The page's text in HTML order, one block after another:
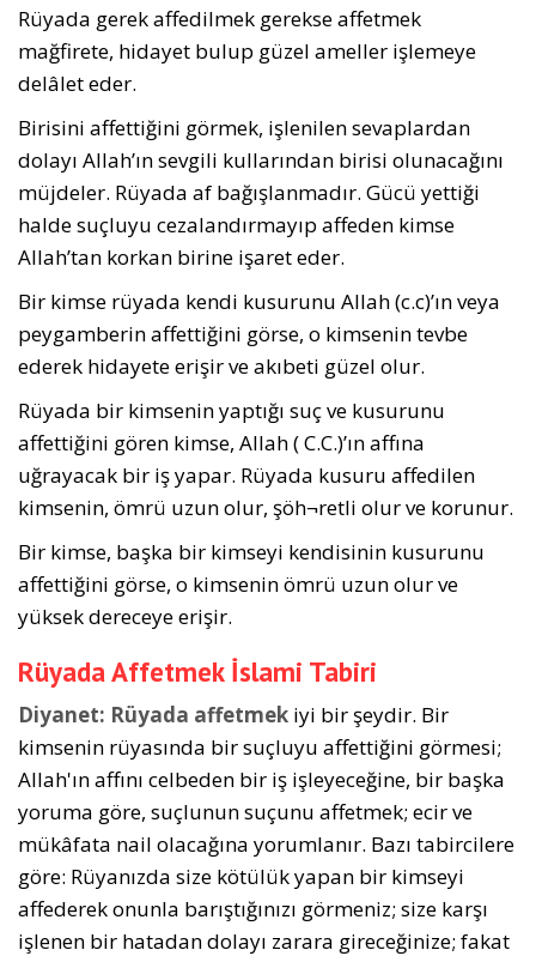
Rüyada gerek affedilmek gerekse affetmek
mağfirete, hidayet bulup güzel ameller işle­meye
delâlet eder.
Birisini affettiğini görmek, işlenilen sevaplardan
dolayı Allah’ın sevgili kullarından birisi olunacağını
müjdeler. Rüyada af bağışlanmadır. Gücü yettiği
halde suçluyu cezalandırmayıp affeden kimse
Allah’tan korkan birine işaret eder.
Bir kimse rüyada kendi kusurunu Allah (c.c)’ın veya
peygamberin affettiğini görse, o kimsenin tevbe
ederek hidayete erişir ve akıbeti güzel olur.
Rüyada bir kimsenin yaptığı suç ve kusurunu
affettiğini gören kimse, Allah ( C.C.)’ın affına
uğrayacak bir iş yapar. Rüyada kusuru affedilen
kimsenin, ömrü uzun olur, şöh¬retli olur ve korunur.
Bir kimse, başka bir kimseyi kendisinin kusurunu
affettiğini görse, o kimsenin ömrü uzun olur ve
yüksek dereceye erişir.
Rüyada Affetmek İslami Tabiri
Diyanet: Rüyada affetmek iyi bir şeydir. Bir
kimsenin rüyasında bir suçluyu affettiğini görmesi;
Allah'ın affını celbeden bir iş işleyeceğine, bir başka
yoruma göre, suçlunun suçunu affetmek; ecir ve
mükâfata nail olacağına yorumlanır. Bazı tabircilere
göre: Rüyanızda size kötülük yapan bir kimseyi
affederek onunla barıştığınızı görmeniz; size karşı
işlenen bir hatadan dolayı zarara gireceğinize; fakat